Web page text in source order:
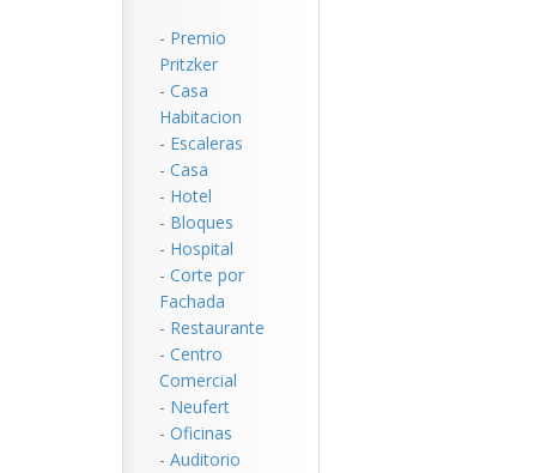
- Premio
Pritzker
- Casa
Habitacion
- Escaleras
- Casa
- Hotel
- Bloques
- Hospital
- Corte por
Fachada
- Restaurante
- Centro
Comercial
- Neufert
- Oficinas
- Auditorio